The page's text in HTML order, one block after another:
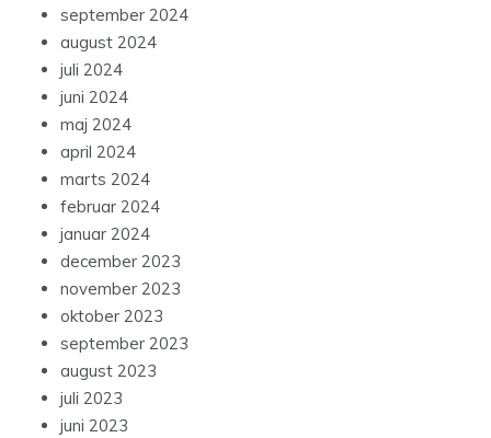
september 2024
august 2024
juli 2024
juni 2024
maj 2024
april 2024
marts 2024
februar 2024
januar 2024
december 2023
november 2023
oktober 2023
september 2023
august 2023
juli 2023
juni 2023